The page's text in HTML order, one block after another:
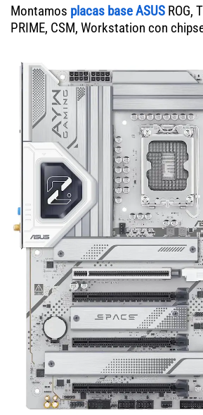
Montamos placas base ASUS ROG,
PRIME, CSM, Workstation con